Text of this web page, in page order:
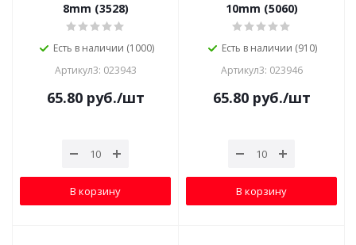
8mm (3528)
Есть в наличии (1000)
Артикул3: 023943
65.80руб./шт
В корзину
10mm (5060)
Есть в наличии (910)
Артикул3: 023946
65.80руб./шт
В корзину